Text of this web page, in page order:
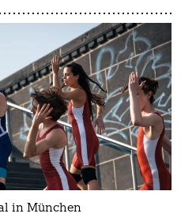
in München